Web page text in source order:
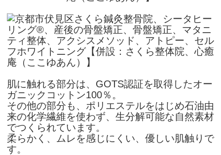
肌に触れる部分は、GOTS認証を取得したオー
ガニックコットン100％。
その他の部分も、ポリエステルをはじめ石油由
来の化学繊維を使わず、生分解可能な自然素材
でつくられています。
柔らかく、ムレを感じにくい、優しい肌触りで
す。